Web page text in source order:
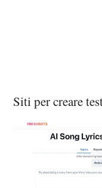
Siti per creare